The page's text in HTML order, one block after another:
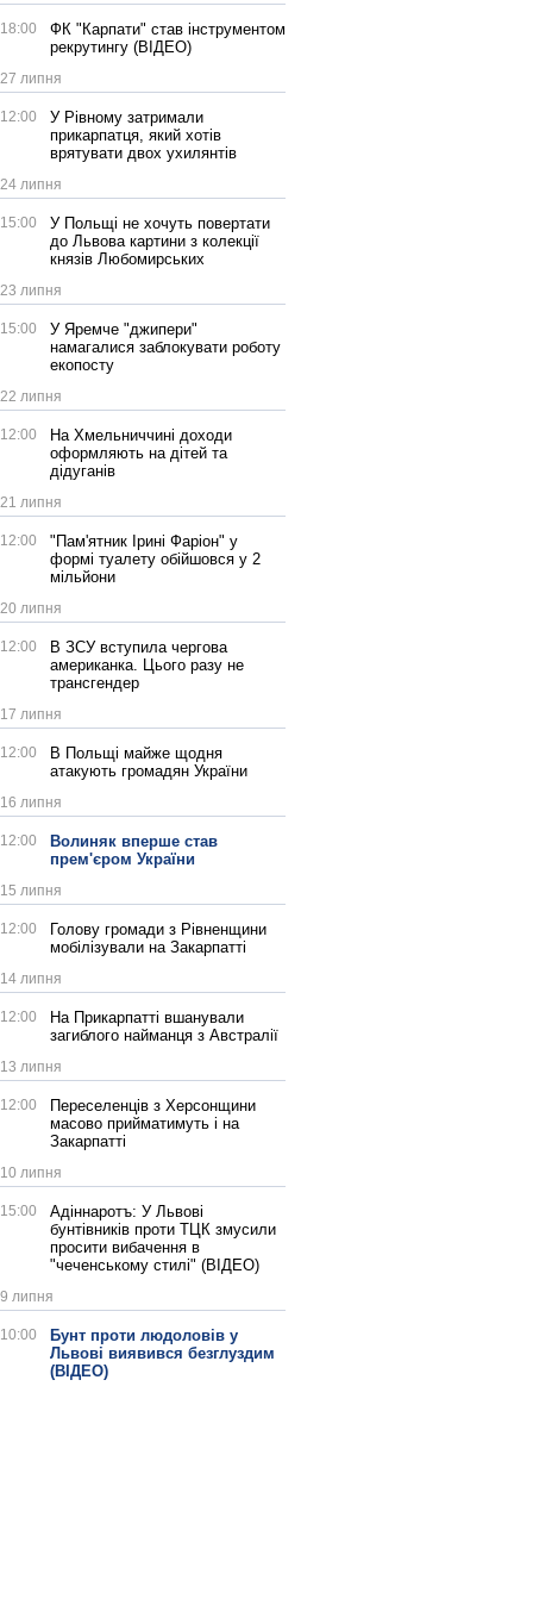
18:00
ФК "Карпати" став інструментом
рекрутингу (ВІДЕО)
27 липня
12:00
У Рівному затримали
прикарпатця, який хотів
врятувати двох ухилянтів
24 липня
15:00
У Польщі не хочуть повертати
до Львова картини з колекції
князів Любомирських
23 липня
15:00
У Яремче "джипери"
намагалися заблокувати роботу
екопосту
22 липня
12:00
На Хмельниччині доходи
оформляють на дітей та
дідуганів
21 липня
12:00
"Пам'ятник Ірині Фаріон" у
формі туалету обійшовся у 2
мільйони
20 липня
12:00
В ЗСУ вступила чергова
американка. Цього разу не
трансгендер
17 липня
12:00
В Польщі майже щодня
атакують громадян України
16 липня
12:00
Волиняк вперше став
прем'єром України
15 липня
12:00
Голову громади з Рівненщини
мобілізували на Закарпатті
14 липня
12:00
На Прикарпатті вшанували
загиблого найманця з Австралії
13 липня
12:00
Переселенців з Херсонщини
масово прийматимуть і на
Закарпатті
10 липня
15:00
Адіннаротъ: У Львові
бунтівників проти ТЦК змусили
просити вибачення в
"чеченському стилі" (ВІДЕО)
9 липня
10:00
Бунт проти людоловів у
Львові виявився безглуздим
(ВІДЕО)